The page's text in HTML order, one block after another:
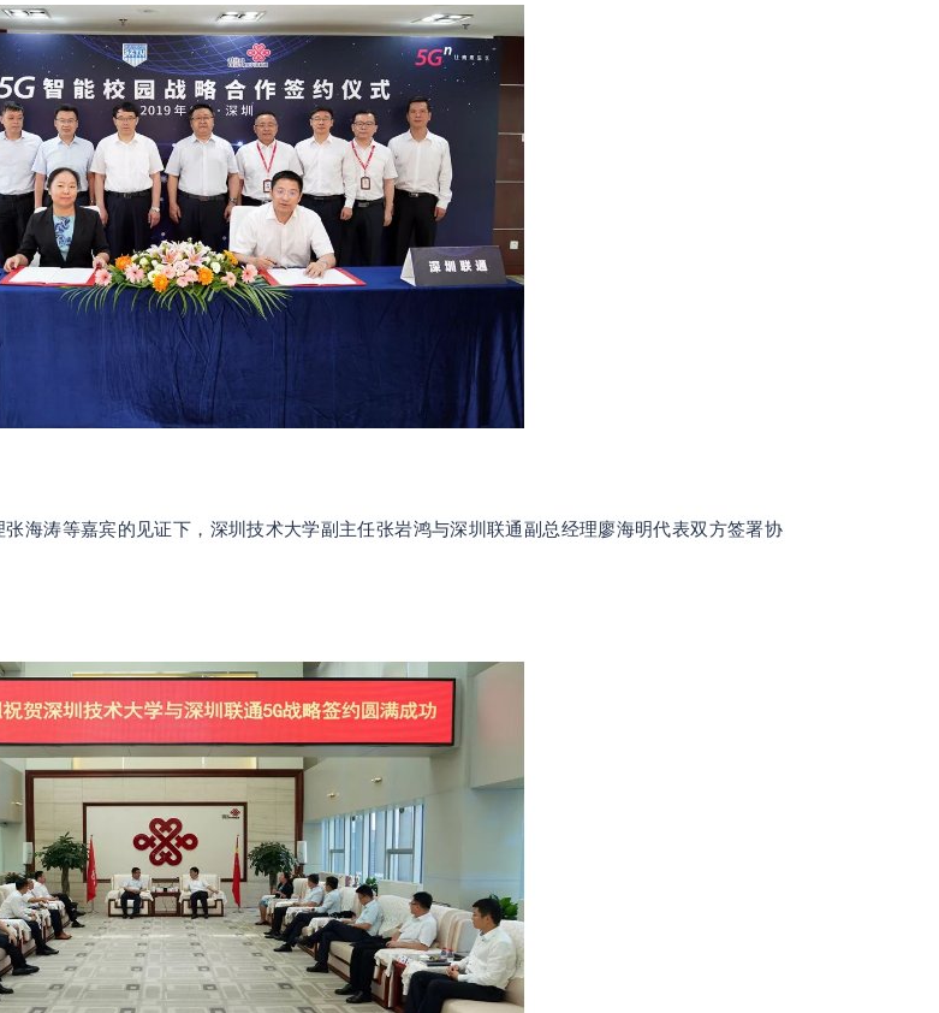
海涛等嘉宾的见证下，深圳技术大学副主任张岩鸿与深圳联通副总经理廖海明代表双方签署协